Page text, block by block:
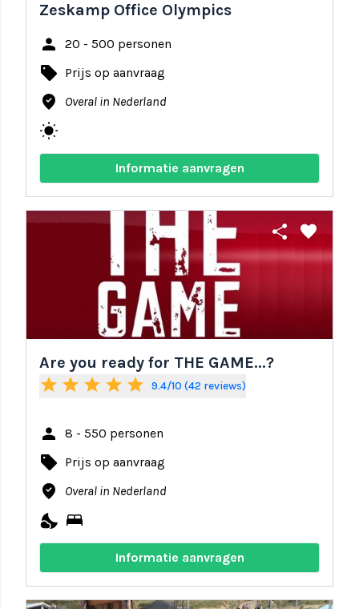
Zeskamp Office Olympics
person 20 - 500 personen
local_offer Prijs op aanvraag
where_to_vote Overal in Nederland
wb_sunny
Informatie aanvragen
share favorite
Are you ready for THE GAME...?
star star star star star 9.4/10 (42 reviews)
person 8 - 550 personen
local_offer Prijs op aanvraag
where_to_vote Overal in Nederland
nights_stay bed
Informatie aanvragen